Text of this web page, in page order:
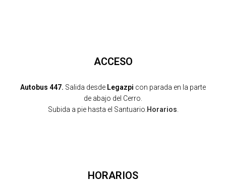
ACCESO
Autobus 447. Salida desde Legazpi con parada en la parte
de abajo del Cerro.
Subida a pie hasta el Santuario. Horarios
HORARIOS